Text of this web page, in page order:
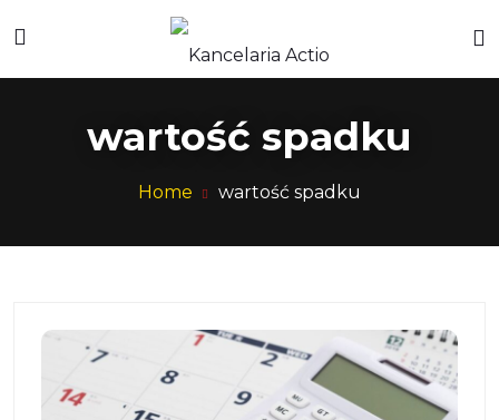
wartość spadku
Home wartość spadku